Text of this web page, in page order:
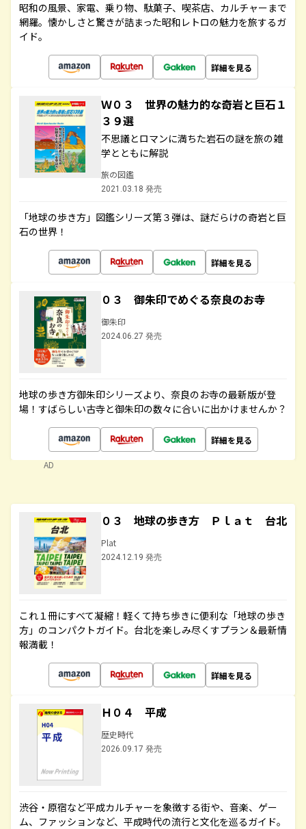
昭和の風景、家電、乗り物、駄菓子、喫茶店、カルチャーまで
網羅。懐かしさと驚きが詰まった昭和レトロの魅力を旅するガ
イド。
詳細を見る
Ｗ０３ 世界の魅力的な奇岩と巨石１
３９選
不思議とロマンに満ちた岩石の謎を旅の雑
学とともに解説
旅の図鑑
2021.03.18 発売
「地球の歩き方」図鑑シリーズ第３弾は、謎だらけの奇岩と巨
石の世界！
詳細を見る
０３ 御朱印でめぐる奈良のお寺
御朱印
2024.06.27 発売
地球の歩き方御朱印シリーズより、奈良のお寺の最新版が登
場！すばらしい古寺と御朱印の数々に合いに出かけませんか？
詳細を見る
AD
０３ 地球の歩き方 Ｐｌａｔ 台北
Plat
2024.12.19 発売
これ１冊にすべて凝縮！軽くて持ち歩きに便利な「地球の歩き
方」のコンパクトガイド。台北を楽しみ尽くすプラン＆最新情
報満載！
詳細を見る
Ｈ０４ 平成
歴史時代
2026.09.17 発売
渋谷・原宿など平成カルチャーを象徴する街や、音楽、ゲー
ム、ファッションなど、平成時代の流行と文化を巡るガイド。